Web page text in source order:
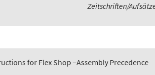
Zeitschriften/
for Flex Shop –Assembly Precedence